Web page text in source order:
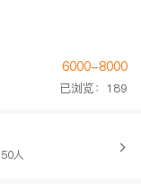
6000-8000
已浏览：189
人